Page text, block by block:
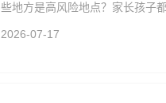
些地方是高风险地点？家长孩子
2026-07-17